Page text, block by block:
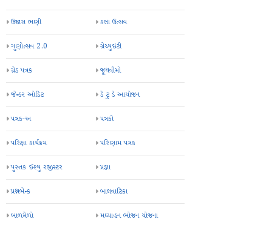
ઉજાસ ભણી કલા ઉત્સવ
ગુણોત્સવ 2.0 ગ્રેચ્યુઇટી
ગ્રેડ પત્રક જૂથવીમો
જેન્ડર ઓડિટ ડે ટુ ડે આયોજન
પત્રક-અ પત્રકો
પરિક્ષા કાર્યક્રમ પરિણામ પત્રક
પુસ્તક ઈશ્યુ રજીસ્ટર પ્રજ્ઞા
પ્રશ્નબેન્ક બાલવાટિકા
બાળમેળો મઘ્યાહન ભોજન યોજના